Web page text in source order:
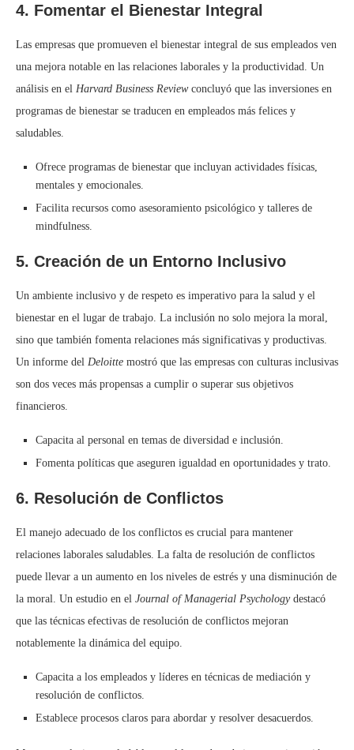
4. Fomentar el Bienestar Integral
Las empresas que promueven el bienestar integral de sus empleados ven
una mejora notable en las relaciones laborales y la productividad. Un
análisis en el Harvard Business Reviewconcluyó que las inversiones en
programas de bienestar se traducen en empleados más felices y
saludables.
Ofrece programas de bienestar que incluyan actividades físicas,
mentales y emocionales.
Facilita recursos como asesoramiento psicológico y talleres de
mindfulness.
5. Creación de un Entorno Inclusivo
Un ambiente inclusivo y de respeto es imperativo para la salud y el
bienestar en el lugar de trabajo. La inclusión no solo mejora la moral,
sino que también fomenta relaciones más significativas y productivas.
Un informe del Deloitte mostró que las empresas con culturas inclusivas
son dos veces más propensas a cumplir o superar sus objetivos
financieros.
Capacita al personal en temas de diversidad e inclusión.
Fomenta políticas que aseguren igualdad en oportunidades y trato.
6. Resolución de Conflictos
El manejo adecuado de los conflictos es crucial para mantener
relaciones laborales saludables. La falta de resolución de conflictos
puede llevar a un aumento en los niveles de estrés y una disminución de
la moral. Un estudio en el Journal of Managerial Psychologydestacó
que las técnicas efectivas de resolución de conflictos mejoran
notablemente la dinámica del equipo.
Capacita a los empleados y líderes en técnicas de mediación y
resolución de conflictos.
Establece procesos claros para abordar y resolver desacuerdos.